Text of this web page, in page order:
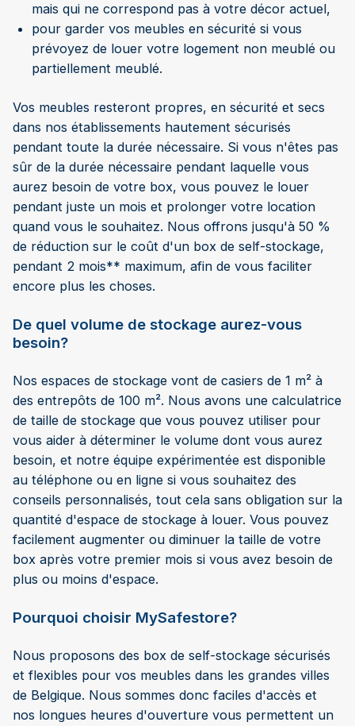
mais qui ne correspond pas à votre décor actuel,
pour garder vos meubles en sécurité si vous
prévoyez de louer votre logement non meublé ou
partiellement meublé.
Vos meubles resteront propres, en sécurité et secs
dans nos établissements hautement sécurisés
pendant toute la durée nécessaire. Si vous n'êtes pas
sûr de la durée nécessaire pendant laquelle vous
aurez besoin de votre box, vous pouvez le louer
pendant juste un mois et prolonger votre location
quand vous le souhaitez. Nous offrons jusqu'à 50 %
de réduction sur le coût d'un box de self-stockage,
pendant 2 mois** maximum, afin de vous faciliter
encore plus les choses.
De quel volume de stockage aurez-vous
besoin?
Nos espaces de stockage vont de casiers de 1 m² à
des entrepôts de 100 m². Nous avons une calculatrice
de taille de stockage que vous pouvez utiliser pour
vous aider à déterminer le volume dont vous aurez
besoin, et notre équipe expérimentée est disponible
au téléphone ou en ligne si vous souhaitez des
conseils personnalisés, tout cela sans obligation sur la
quantité d'espace de stockage à louer. Vous pouvez
facilement augmenter ou diminuer la taille de votre
box après votre premier mois si vous avez besoin de
plus ou moins d'espace.
Pourquoi choisir MySafestore?
Nous proposons des box de self-stockage sécurisés
et flexibles pour vos meubles dans les grandes villes
de Belgique. Nous sommes donc faciles d'accès et
nos longues heures d'ouverture vous permettent un